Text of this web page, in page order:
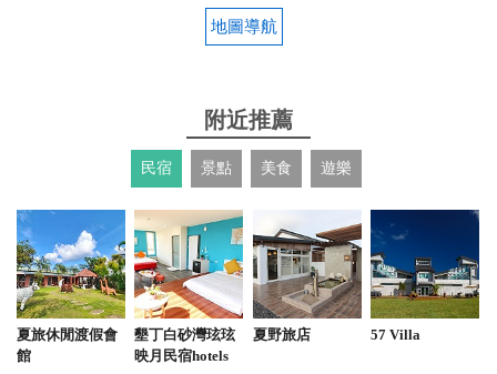
地圖導航
附近推薦
民宿 景點 美食 遊樂
夏旅休閒渡假會
館
墾丁白砂灣玹玹
映月民宿hotels
夏野旅店 57 Villa